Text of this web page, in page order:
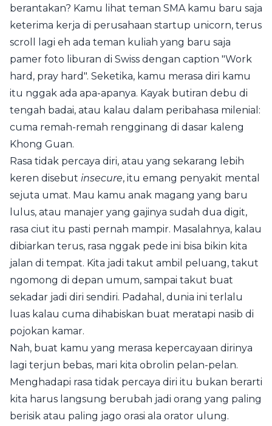
berantakan? Kamu lihat teman SMA kamu baru saja
keterima kerja di perusahaan startup unicorn, terus
scroll lagi eh ada teman kuliah yang baru saja
pamer foto liburan di Swiss dengan caption "Work
hard, pray hard". Seketika, kamu merasa diri kamu
itu nggak ada apa-apanya. Kayak butiran debu di
tengah badai, atau kalau dalam peribahasa milenial:
cuma remah-remah rengginang di dasar kaleng
Khong Guan.
Rasa tidak percaya diri, atau yang sekarang lebih
keren disebut insecure, itu emang penyakit mental
sejuta umat. Mau kamu anak magang yang baru
lulus, atau manajer yang gajinya sudah dua digit,
rasa ciut itu pasti pernah mampir. Masalahnya, kalau
dibiarkan terus, rasa nggak pede ini bisa bikin kita
jalan di tempat. Kita jadi takut ambil peluang, takut
ngomong di depan umum, sampai takut buat
sekadar jadi diri sendiri. Padahal, dunia ini terlalu
luas kalau cuma dihabiskan buat meratapi nasib di
pojokan kamar.
Nah, buat kamu yang merasa kepercayaan dirinya
lagi terjun bebas, mari kita obrolin pelan-pelan.
Menghadapi rasa tidak percaya diri itu bukan berarti
kita harus langsung berubah jadi orang yang paling
berisik atau paling jago orasi ala orator ulung.